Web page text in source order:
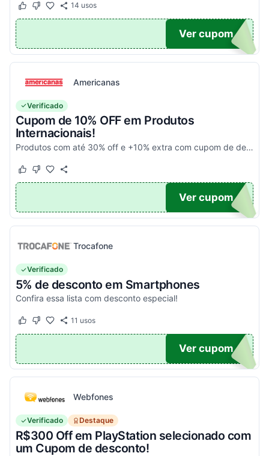
Este cupom funcionou
Este cupom não funcionou
14 usos
UPOM
Ver cupom
Americanas
Verificado
Cupom de 10% OFF em Produtos
Internacionais!
Produtos com até 30% off e +10% extra com cupom de desconto em produtos participantes da campanha. Consulte exceções no site. Aplique o código promocional no carrinho e aproveite!
Este cupom funcionou
Este cupom não funcionou
10
Ver cupom
Trocafone
Verificado
5% de desconto em Smartphones
Confira essa lista com desconto especial!
Este cupom funcionou
Este cupom não funcionou
11 usos
OFF
Ver cupom
Webfones
Verificado Destaque
R$300 Off em PlayStation selecionado com
um Cupom de desconto!